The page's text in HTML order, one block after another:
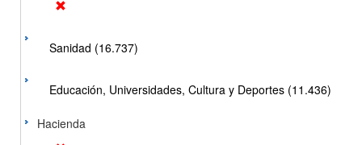
Sanidad (16.737)
Educación, Universidades, Cultura y Deportes (11.436)
Hacienda